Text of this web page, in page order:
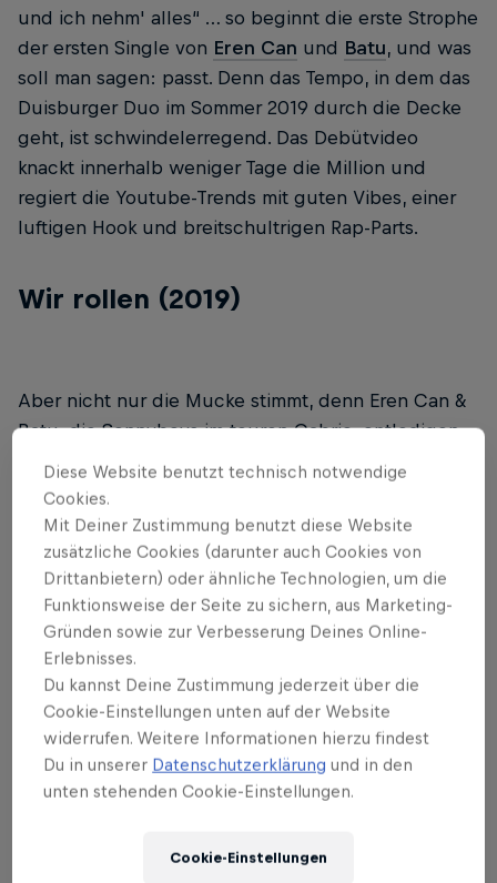
und ich nehm' alles“ … so beginnt die erste Strophe
der ersten Single von Eren Can und Batu, und was
soll man sagen: passt. Denn das Tempo, in dem das
Duisburger Duo im Sommer 2019 durch die Decke
geht, ist schwindelerregend. Das Debütvideo
knackt innerhalb weniger Tage die Million und
regiert die Youtube-Trends mit guten Vibes, einer
luftigen Hook und breitschultrigen Rap-Parts.
Wir rollen (2019)
Aber nicht nur die Mucke stimmt, denn Eren Can &
Batu, die Sonnyboys im teuren Cabrio, entledigen
sich passend zur Poolparty-Laune gern auch mal
der bunten Oberbekleidung und lassen die
Muskeln spielen. Wenn es was zu feiern gibt, dann
wird eben gefeiert – in diesem Fall die
selbsterfüllende Prophezeiung, dass es für sie steil
nach oben geht. Kleine Randnotiz, das kurze
Instagram-Video, in dem „Wir rollen“ im Mai 2019
erstmals zu hören war, findet sich immer noch auf
Erens Account:
Newcomer droppen kurz danach „Junior Neymar“,
Diese Website benutzt technisch notwendige
Cookies.
Mit Deiner Zustimmung benutzt diese Website
zusätzliche Cookies (darunter auch Cookies von
Drittanbietern) oder ähnliche Technologien, um die
Funktionsweise der Seite zu sichern, aus Marketing-
Gründen sowie zur Verbesserung Deines Online-
Erlebnisses.
Du kannst Deine Zustimmung jederzeit über die
Cookie-Einstellungen unten auf der Website
widerrufen. Weitere Informationen hierzu findest
Du in unserer Datenschutzerklärung und in den
unten stehenden Cookie-Einstellungen.
Cookie-Einstellungen